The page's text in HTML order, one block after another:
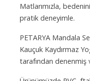
Matlarımızla,
pratik deneyimle.
PETARYA Mandala
Kauçuk Kaydırmaz
tarafından denenmiş